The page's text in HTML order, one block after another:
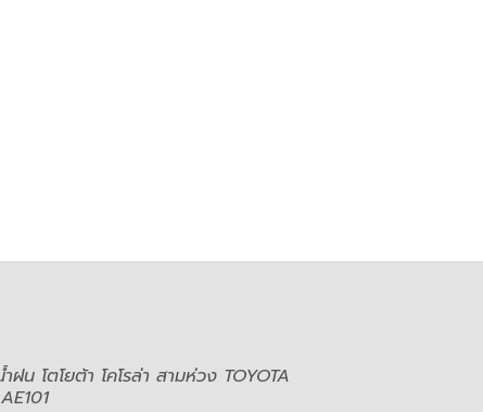
น โตโยต้า โคโรล่า สามห่วง TOYOTA